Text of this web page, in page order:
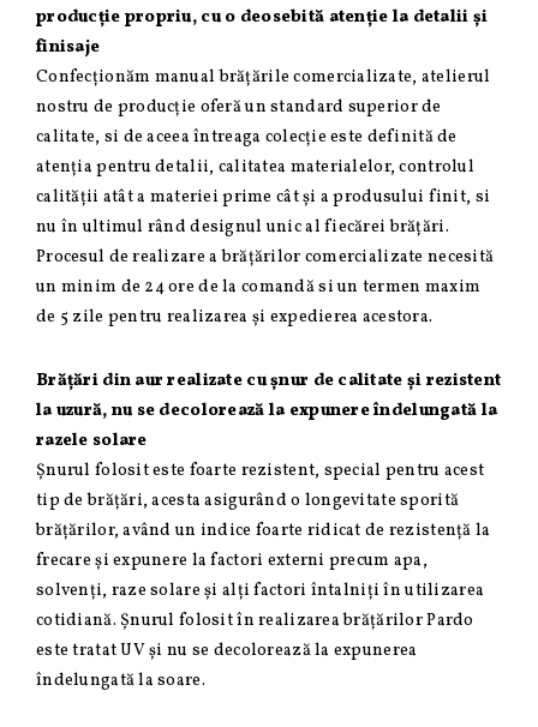
producție propriu, cu o deosebită atenție la detalii și
finisaje
Confecționăm manual brățările comercializate, atelierul
nostru de producție oferă un standard superior de
calitate, si de aceea întreaga colecție este definită de
atenția pentru detalii, calitatea materialelor, controlul
calității atât a materiei prime cât și a produsului finit, si
nu în ultimul rând designul unic al fiecărei brățări.
Procesul de realizare a brățărilor comercializate necesită
un minim de 24 ore de la comandă si un termen maxim
de 5 zile pentru realizarea și expedierea acestora.
Brățări din aur realizate cu șnur de calitate și rezistent
la uzură, nu se decolorează la expunere îndelungată la
razele solare
Șnurul folosit este foarte rezistent, special pentru acest
tip de brățări, acesta asigurând o longevitate sporită
brățărilor, având un indice foarte ridicat de rezistență la
frecare și expunere la factori externi precum apa,
solvenți, raze solare și alți factori întalniți în utilizarea
cotidiană. Șnurul folosit în realizarea brățărilor Pardo
este tratat UV și nu se decolorează la expunerea
îndelungată la soare.